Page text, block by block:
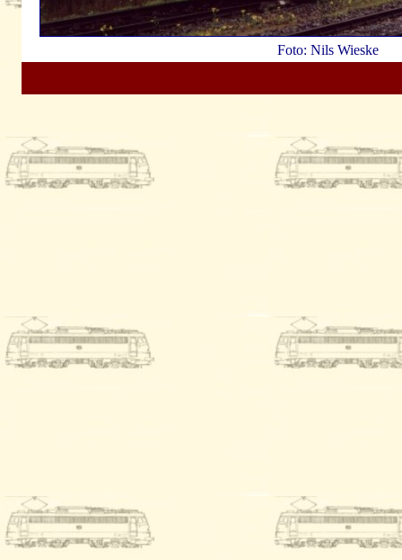
Foto: Nils Wieske